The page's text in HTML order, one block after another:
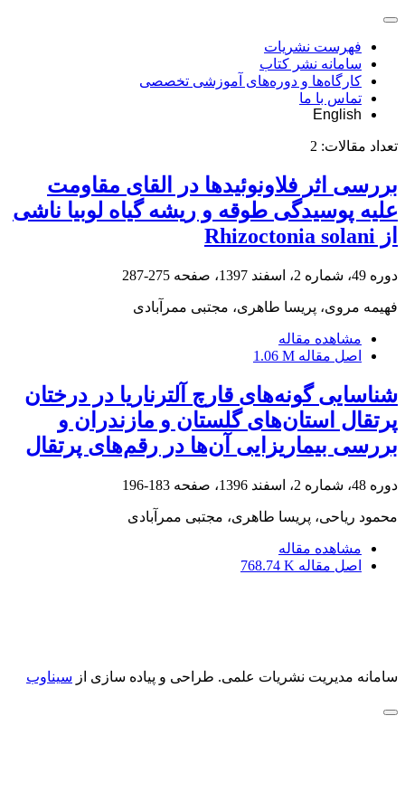
فهرست نشریات
سامانه نشر کتاب
کارگاه‌ها و دوره‌های آموزشی تخصصی
تماس با ما
English
تعداد مقالات: 2
بررسی اثر فلاونوئیدها در القای مقاومت
علیه پوسیدگی طوقه و ریشه گیاه لوبیا ناشی
از Rhizoctonia solani
دوره 49، شماره 2، اسفند 1397، صفحه 275-287
فهیمه مروی، پریسا طاهری، مجتبی ممرآبادی
مشاهده مقاله
اصل مقاله 1.06 M
شناسایی گونه‌های قارچ آلترناریا در درختان
پرتقال استان‌های گلستان و مازندران و
بررسی بیماریزایی آن‌ها در رقم‌های پرتقال
دوره 48، شماره 2، اسفند 1396، صفحه 183-196
محمود ریاحی، پریسا طاهری، مجتبی ممرآبادی
مشاهده مقاله
اصل مقاله 768.74 K
سامانه مدیریت نشریات علمی. طراحی و پیاده سازی از سیناوب